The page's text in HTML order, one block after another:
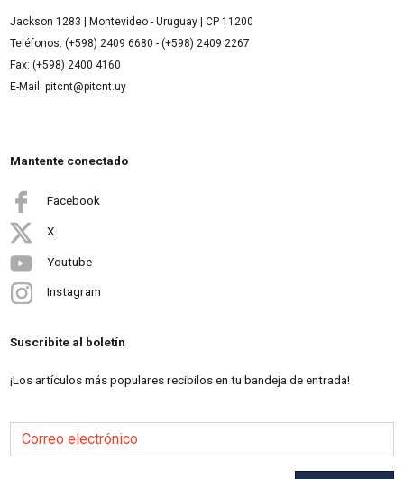
Jackson 1283 | Montevideo - Uruguay | CP 11200
Teléfonos: (+598) 2409 6680 - (+598) 2409 2267
Fax: (+598) 2400 4160
E-Mail: pitcnt@pitcnt.uy
Mantente conectado
Facebook
X
Youtube
Instagram
Suscribite al boletín
¡Los artículos más populares recibilos en tu bandeja de entrada!
Correo electrónico